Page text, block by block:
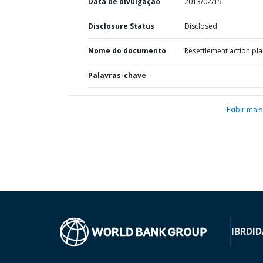
Disclosure Status Disclosed
Nome do documento Resettlement action
Palavras-chave
Exibir mais
IBRD